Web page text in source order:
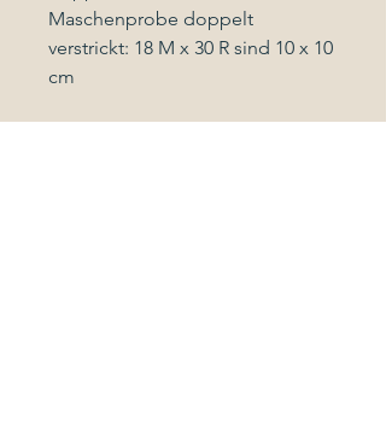
Maschenprobe doppelt
verstrickt: 18 M x 30 R sind 10 x 10
cm